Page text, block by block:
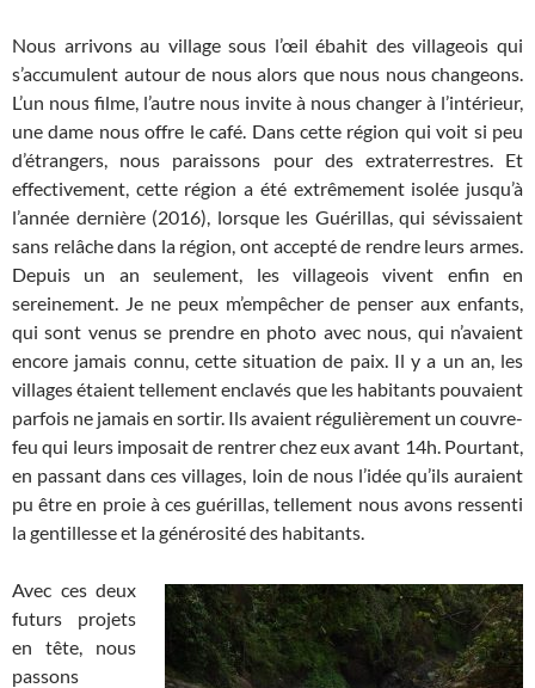
Nous arrivons au village sous l’œil ébahit des villageois qui
s’accumulent autour de nous alors que nous nous changeons.
L’un nous filme, l’autre nous invite à nous changer à l’intérieur,
une dame nous offre le café. Dans cette région qui voit si peu
d’étrangers, nous paraissons pour des extraterrestres. Et
effectivement, cette région a été extrêmement isolée jusqu’à
l’année dernière (2016), lorsque les Guérillas, qui sévissaient
sans relâche dans la région, ont accepté de rendre leurs armes.
Depuis un an seulement, les villageois vivent enfin en
sereinement. Je ne peux m’empêcher de penser aux enfants,
qui sont venus se prendre en photo avec nous, qui n’avaient
encore jamais connu, cette situation de paix. Il y a un an, les
villages étaient tellement enclavés que les habitants pouvaient
parfois ne jamais en sortir. Ils avaient régulièrement un couvre-
feu qui leurs imposait de rentrer chez eux avant 14h. Pourtant,
en passant dans ces villages, loin de nous l’idée qu’ils auraient
pu être en proie à ces guérillas, tellement nous avons ressenti
la gentillesse et la générosité des habitants.
Avec ces deux
futurs projets
en tête, nous
passons